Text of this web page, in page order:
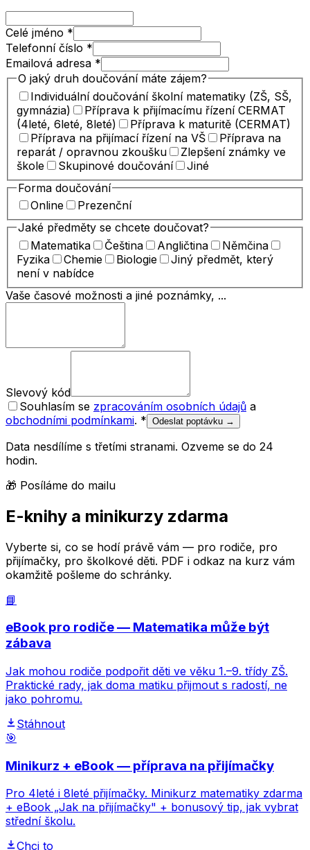
Celé jméno *
Telefonní číslo *
Emailová adresa *
O jaký druh doučování máte zájem?
Individuální doučování školní matematiky (ZŠ, SŠ,
gymnázia)
Příprava k přijímacímu řízení CERMAT
(4leté, 6leté, 8leté)
Příprava k maturitě (CERMAT)
Příprava na přijímací řízení na VŠ
Příprava na
reparát / opravnou zkoušku
Zlepšení známky ve
škole
Skupinové doučování
Jiné
Forma doučování
Online
Prezenční
Jaké předměty se chcete doučovat?
Matematika
Čeština Angličtina
Němčina
Fyzika
Chemie Biologie
Jiný předmět, který
není v nabídce
Vaše časové možnosti a jiné poznámky, ...
Slevový kód
Souhlasím se zpracováním osobních údajů a
obchodními podmínkami. * Odeslat poptávku →
Data nesdílíme s třetími stranami. Ozveme se do 24
hodin.
🎁 Posíláme do mailu
E-knihy a minikurzy zdarma
Vyberte si, co se hodí právě vám — pro rodiče, pro
přijímačky, pro školkové děti. PDF i odkaz na kurz vám
okamžitě pošleme do schránky.
📘
eBook pro rodiče — Matematika může být
zábava
Jak mohou rodiče podpořit děti ve věku 1.–9. třídy ZŠ.
Praktické rady, jak doma matiku přijmout s radostí, ne
jako pohromu.
Stáhnout
🎯
Minikurz + eBook — příprava na přijímačky
Pro 4leté i 8leté přijímačky. Minikurz matematiky zdarma
+ eBook „Jak na přijímačky" + bonusový tip, jak vybrat
střední školu.
Chci to